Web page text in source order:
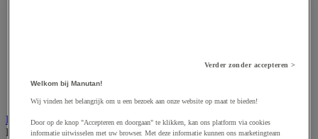
Accessoires voor spijkermachine
Elektrische toebehoren en verlichting
Bekijk de hele productgroep
Verder zonder accepteren >
Welkom bij Manutan!
Wij vinden het belangrijk om u een bezoek aan onze website op maat te bieden!
Door op de knop "Accepteren en doorgaan" te klikken, kan ons platform via cookies
informatie uitwisselen met uw browser. Met deze informatie kunnen ons marketingteam